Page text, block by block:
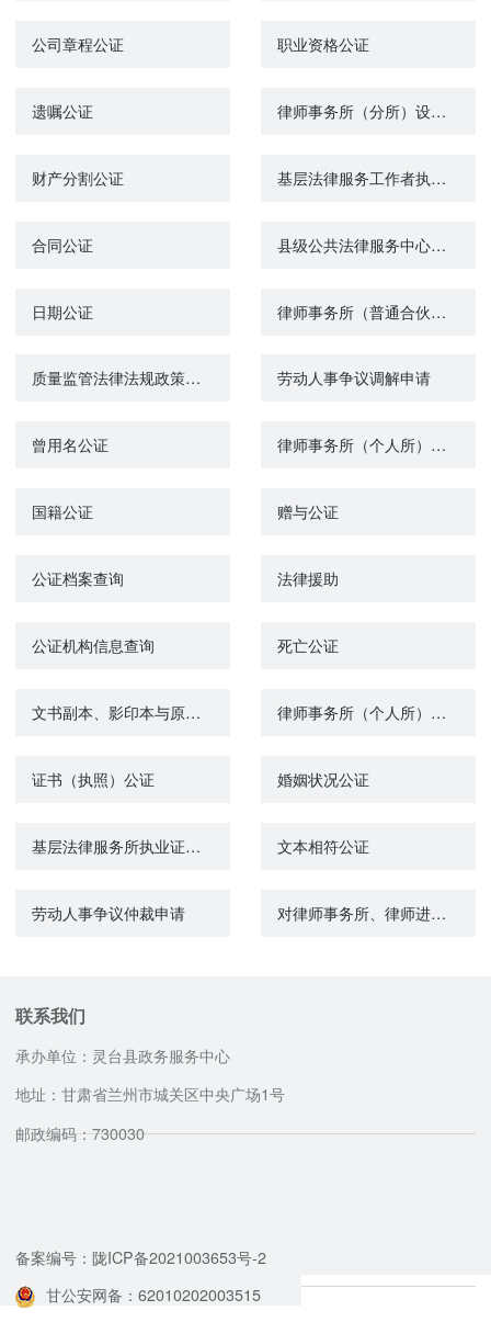
公司章程公证 职业资格公证
遗嘱公证 律师事务所（分所）设立许可
财产分割公证 基层法律服务工作者执业证核验
合同公证 县级公共法律服务中心信息查询
日期公证 律师事务所（普通合伙所）变更许可
质量监管法律法规政策宣传 劳动人事争议调解申请
曾用名公证 律师事务所（个人所）变更许可
国籍公证 赠与公证
公证档案查询 法律援助
公证机构信息查询 死亡公证
文书副本、影印本与原本相符公证 律师事务所（个人所）设立许可
证书（执照）公证 婚姻状况公证
基层法律服务所执业证核验 文本相符公证
劳动人事争议仲裁申请 对律师事务所、律师进行表彰奖励
联系我们
承办单位：灵台县政务服务中心
地址：甘肃省兰州市城关区中央广场1号
邮政编码：730030
备案编号：陇ICP备2021003653号-2
甘公安网备：62010202003515